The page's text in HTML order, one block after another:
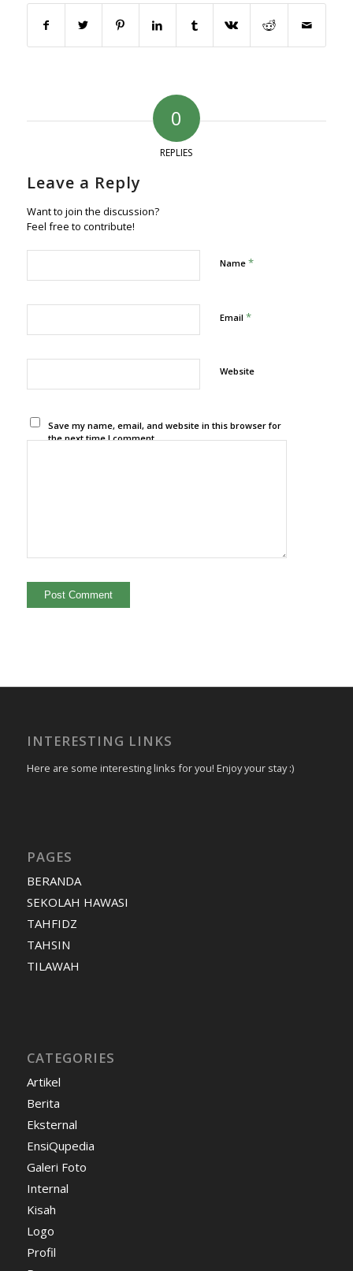
0
REPLIES
Leave a Reply
Want to join the discussion?
Feel free to contribute!
Name *
Email *
Website
Save my name, email, and website in this browser for
the next time I comment.
INTERESTING LINKS
Here are some interesting links for you! Enjoy your stay :)
PAGES
BERANDA
SEKOLAH HAWASI
TAHFIDZ
TAHSIN
TILAWAH
CATEGORIES
Artikel
Berita
Eksternal
EnsiQupedia
Galeri Foto
Internal
Kisah
Logo
Profil